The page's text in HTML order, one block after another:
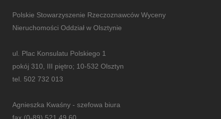
Polskie Stowarzyszenie Rzeczoznawców Wyceny
Nieruchomości Oddział w Olsztynie
ul. Plac Konsulatu Polskiego 1
pokój 310, III piętro; 10-532 Olsztyn
tel. 502 732 013
Agnieszka Kwaśny - szefowa biura